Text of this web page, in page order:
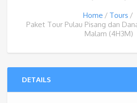
Home
Tours
Paket Tour Pulau Pisang dan
Malam (4H3M)
DETAILS